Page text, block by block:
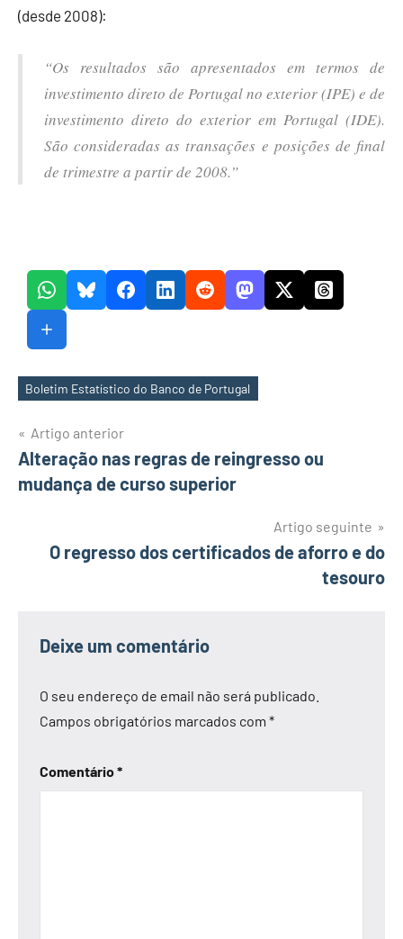
(desde 2008):
“Os resultados são apresentados em termos de
investimento direto de Portugal no exterior (IPE) e de
investimento direto do exterior em Portugal (IDE).
São consideradas as transações e posições de final
de trimestre a partir de 2008.”
Etiquetas
Boletim Estatístico do Banco de Portugal
Navegação
de
Artigo anterior
Alteração nas regras de reingresso ou
mudança de curso superior
Artigo seguinte
O regresso dos certificados de aforro e do
tesouro
Deixe um comentário
O seu endereço de email não será publicado.
Campos obrigatórios marcados com *
Comentário*